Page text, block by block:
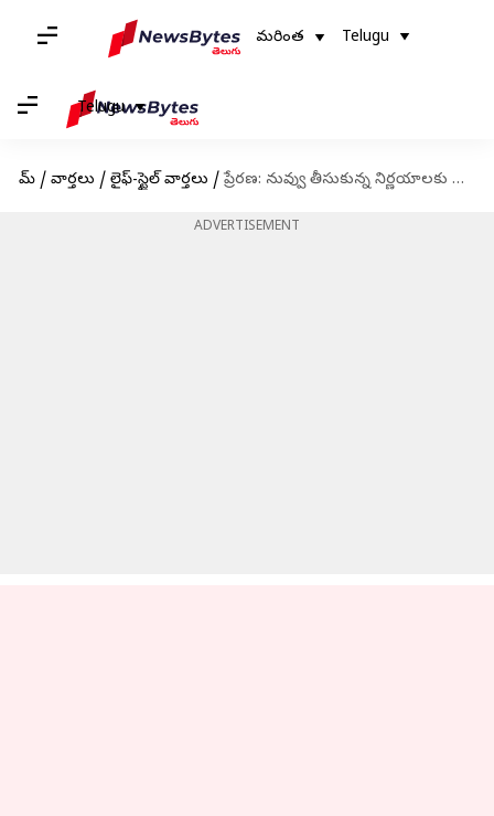
మరింత Telugu
Telugu
హోమ్ / వార్తలు / లైఫ్-స్టైల్ వార్తలు / ప్రేరణ: నువ్వు తీసుకున్న నిర్ణయాలకు నువ్వు రెస్పెక్ట్ ఇచ్చుకోకపోతే నీకెక్కడా రెస్పెక్ట్ దొరకదు
ADVERTISEMENT